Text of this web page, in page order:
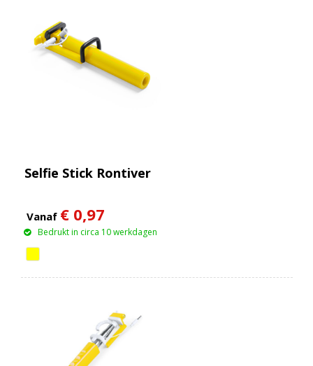
Selfie Stick Rontiver
Vanaf € 0,97
Bedrukt in circa 10 werkdagen